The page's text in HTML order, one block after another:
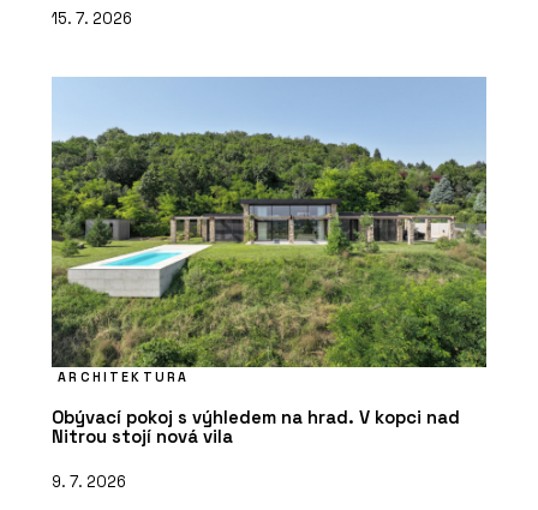
15. 7. 2026
ARCHITEKTURA
Obývací pokoj s výhledem na hrad. V kopci nad
Nitrou stojí nová vila
9. 7. 2026